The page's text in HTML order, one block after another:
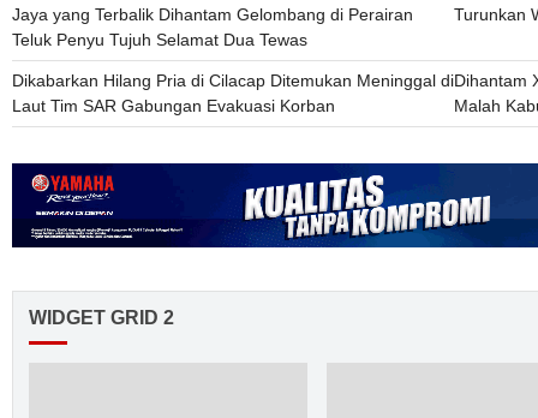
Jaya yang Terbalik Dihantam Gelombang di Perairan
Teluk Penyu Tujuh Selamat Dua Tewas
Turunkan
Dikabarkan Hilang Pria di Cilacap Ditemukan Meninggal di
Laut Tim SAR Gabungan Evakuasi Korban
Dihantam
Malah
WIDGET GRID 2